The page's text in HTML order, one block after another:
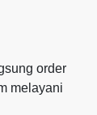
order
melayani